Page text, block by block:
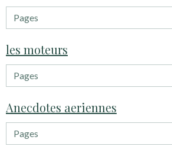
les moteurs
Anecdotes aeriennes